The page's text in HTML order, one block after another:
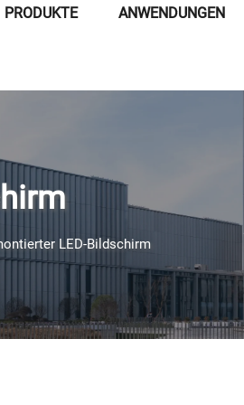
PRODUKTE ANWENDUNGEN
LED-Bildschirm